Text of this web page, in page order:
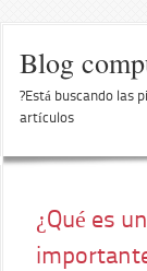
Blog
?Está buscando las
artículos
¿Qué es